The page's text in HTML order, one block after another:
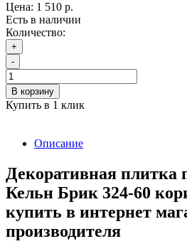
Цена: 1 510 р.
Есть в наличии
Количество:
+
-
В корзину
Купить в 1 клик
Описание
Декоративная плитка
Кельн Брик 324-60
купить в интернет
производителя